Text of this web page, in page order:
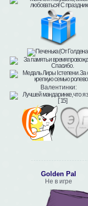
Валентинки:
Golden Pal
Не в игре